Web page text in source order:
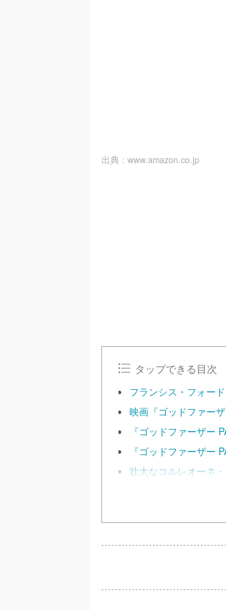
出典 : www.amazon.co.jp
タップできる目次
フランシス・フォー
映画『ゴッドファー
『ゴッドファーザー
『ゴッドファーザー
壮大なコルレオーネ